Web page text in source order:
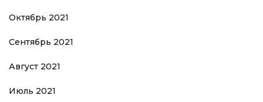
Октябрь 2021
Сентябрь 2021
Август 2021
Июль 2021